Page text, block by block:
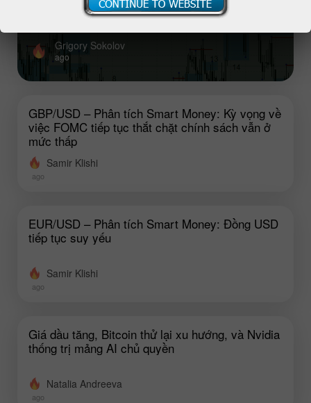
Tình hình thị trường lao động Mỹ khó có thể cho phép
Fed tăng lãi suất.
Grigory Sokolov
ago
GBP/USD – Phân tích Smart Money: Kỳ vọng về
việc FOMC tiếp tục thắt chặt chính sách vẫn ở
mức thấp
Samir Klishi
ago
EUR/USD – Phân tích Smart Money: Đồng USD
tiếp tục suy yếu
Samir Klishi
ago
Giá dầu tăng, Bitcoin thử lại xu hướng, và Nvidia
thống trị mảng AI chủ quyền
Natalia Andreeva
ago